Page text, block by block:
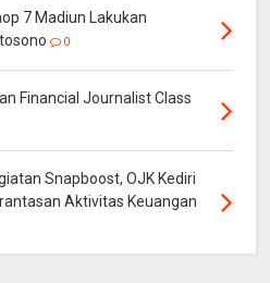
7 Madiun Lakukan
0
Financial Journalist Class
Snapboost, OJK Kediri
Aktivitas Keuangan